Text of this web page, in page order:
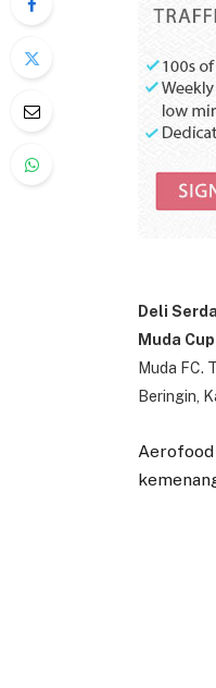
Deli
Muda Cup I
Muda FC.
Beringin,